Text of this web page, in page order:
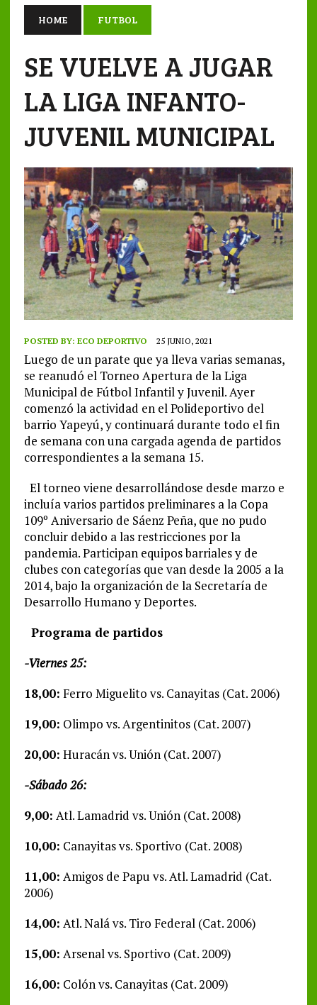
HOME FUTBOL
SE VUELVE A JUGAR
LA LIGA INFANTO-
JUVENIL MUNICIPAL
POSTED BY: ECO DEPORTIVO 25 JUNIO, 2021
Luego de un parate que ya lleva varias semanas,
se reanudó el Torneo Apertura de la Liga
Municipal de Fútbol Infantil y Juvenil. Ayer
comenzó la actividad en el Polideportivo del
barrio Yapeyú, y continuará durante todo el fin
de semana con una cargada agenda de partidos
correspondientes a la semana 15.
El torneo viene desarrollándose desde marzo e
incluía varios partidos preliminares a la Copa
109º Aniversario de Sáenz Peña, que no pudo
concluir debido a las restricciones por la
pandemia. Participan equipos barriales y de
clubes con categorías que van desde la 2005 a la
2014, bajo la organización de la Secretaría de
Desarrollo Humano y Deportes.
Programa de partidos
-Viernes 25:
18,00: Ferro Miguelito vs. Canayitas (Cat. 2006)
19,00: Olimpo vs. Argentinitos (Cat. 2007)
20,00: Huracán vs. Unión (Cat. 2007)
-Sábado 26:
9,00: Atl. Lamadrid vs. Unión (Cat. 2008)
10,00: Canayitas vs. Sportivo (Cat. 2008)
11,00: Amigos de Papu vs. Atl. Lamadrid (Cat.
2006)
14,00: Atl. Nalá vs. Tiro Federal (Cat. 2006)
15,00: Arsenal vs. Sportivo (Cat. 2009)
16,00: Colón vs. Canayitas (Cat. 2009)